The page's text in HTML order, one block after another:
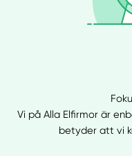
Vi på Alla Elfirmor är
betyder att vi